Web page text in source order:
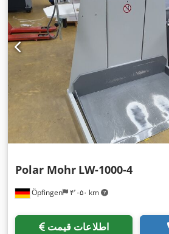
Öpfingen ۴٬۰۵۰ km
Polar Mohr LW-1000-4
اطلاعات قیمت